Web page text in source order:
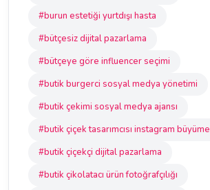
#burun estetiği yurtdışı hasta
#bütçesiz dijital pazarlama
#bütçeye göre influencer seçimi
#butik burgerci sosyal medya yönetimi
#butik çekimi sosyal medya ajansı
#butik çiçek tasarımcısı instagram büyüme
#butik çiçekçi dijital pazarlama
#butik çikolatacı ürün fotoğrafçılığı